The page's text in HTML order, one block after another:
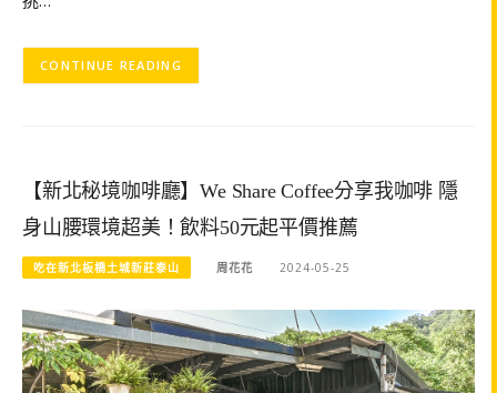
CONTINUE READING
【新北秘境咖啡廳】We Share Coffee分享我咖啡 隱
身山腰環境超美！飲料50元起平價推薦
吃在新北板橋土城新莊泰山 周花花 2024-05-25